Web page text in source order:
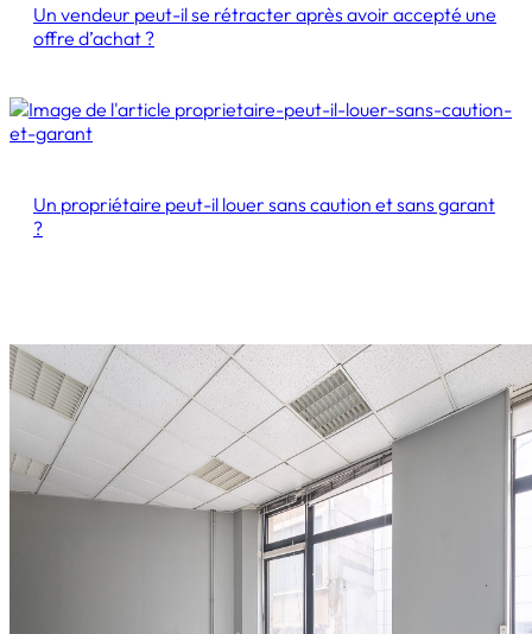
Un vendeur peut-il se rétracter après avoir accepté une
offre d’achat ?
Un propriétaire peut-il louer sans caution et sans garant
?